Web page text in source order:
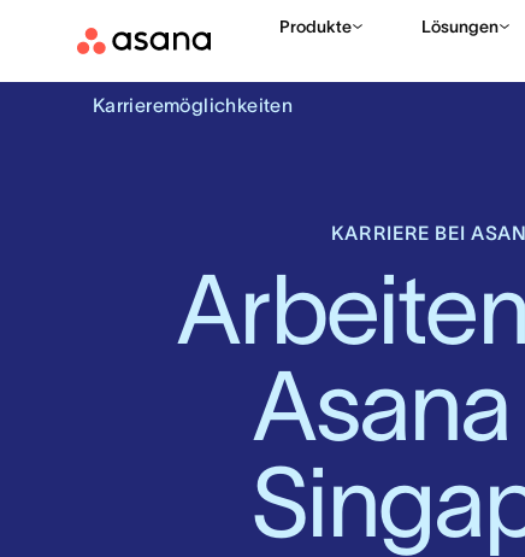
Produkte Lösungen
Karrieremöglichkeiten
KARRIERE BEI